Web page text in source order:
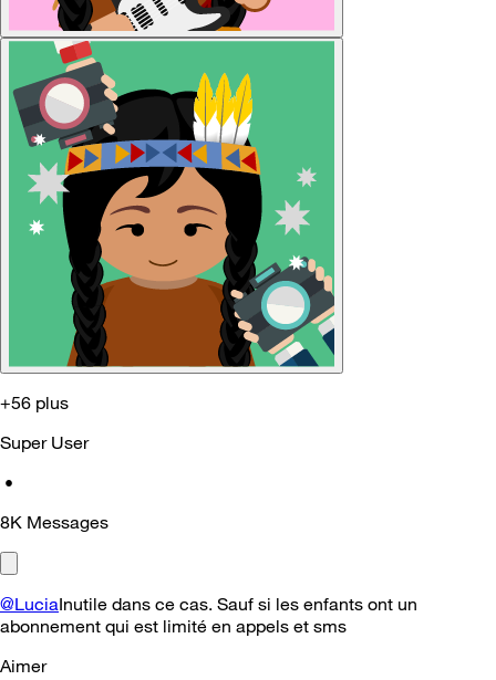
+56 plus
Super User
•
8K Messages
@LuciaInutile dans ce cas. Sauf si les enfants ont un
abonnement qui est limité en appels et sms
Aimer